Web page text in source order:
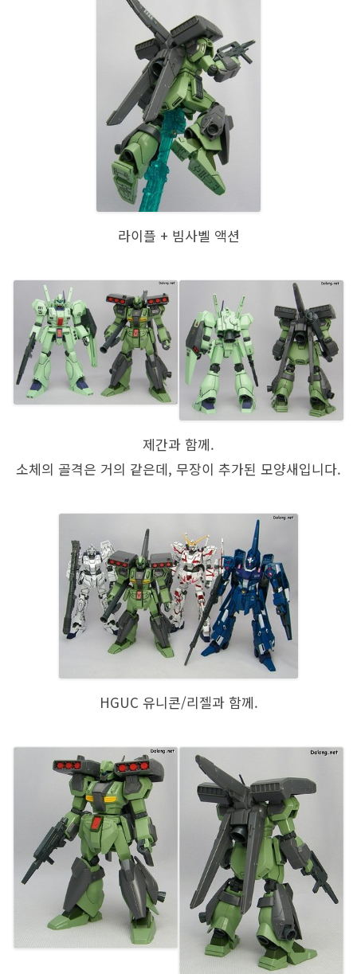
라이플 + 빔사벨 액션
제간과 함께.
소체의 골격은 거의 같은데, 무장이 추가된 모양새입니다.
HGUC 유니콘/리젤과 함께.